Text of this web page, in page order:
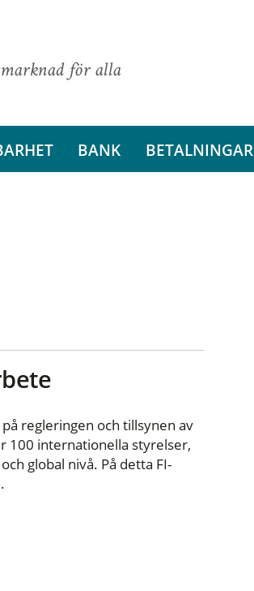
för alla
BANK BETALNINGAR
regleringen och tillsynen av
100 internationella styrelser,
global nivå. På detta FI-